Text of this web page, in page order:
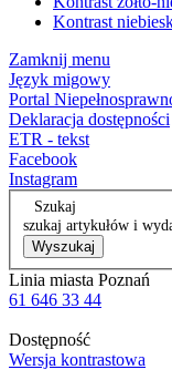
Kontrast
Zamknij menu
Język migowy
Portal
Deklaracja dostępności
ETR - tekst
Facebook
Instagram
Szukaj
szukaj artykułów i
Wyszukaj
Linia miasta Poznań
61 646 33 44
Dostępność
Wersja kontrastowa